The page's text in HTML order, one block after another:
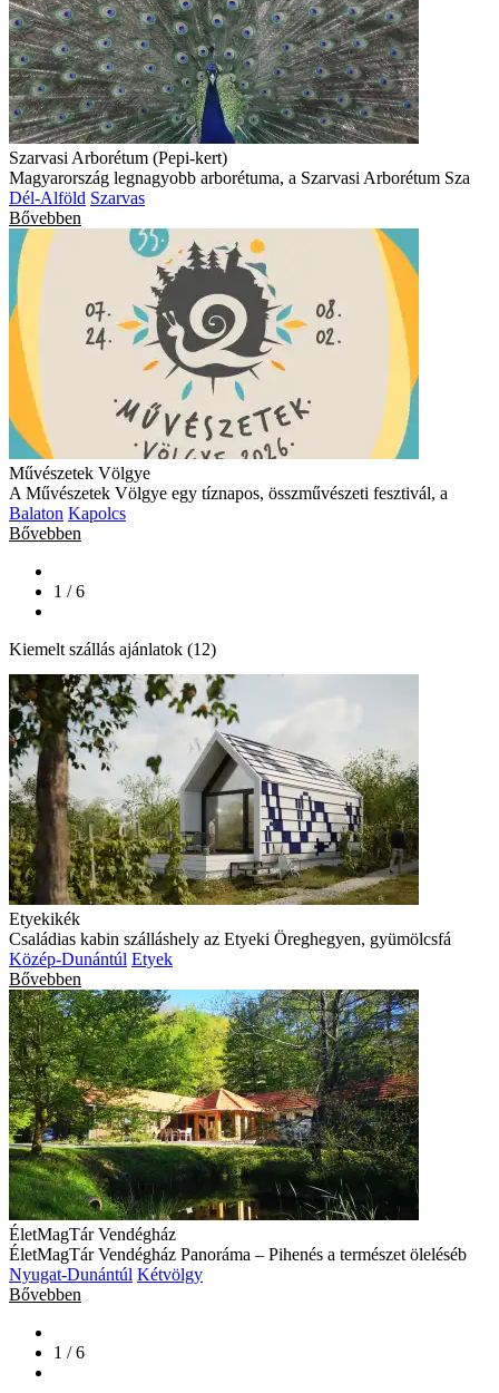
Szarvasi Arborétum (Pepi-kert)
Magyarország legnagyobb arborétuma, a Szarvasi Arborétum Sza
Dél-Alföld Szarvas
Bővebben
Művészetek Völgye
A Művészetek Völgye egy tíznapos, összművészeti fesztivál, a
Balaton Kapolcs
Bővebben
1 / 6
Kiemelt szállás ajánlatok (12)
Etyekikék
Családias kabin szálláshely az Etyeki Öreghegyen, gyümölcsfá
Közép-Dunántúl Etyek
Bővebben
ÉletMagTár Vendégház
ÉletMagTár Vendégház Panoráma – Pihenés a természet öleléséb
Nyugat-Dunántúl Kétvölgy
Bővebben
1 / 6